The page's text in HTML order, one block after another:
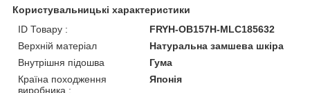
Користувальницькі характеристики
ID Товару :
FRYH-OB157H-MLC185632
Верхній матеріал
Натуральна замшева шкіра
Внутрішня підошва
Гума
Країна походження
виробника :
Японія